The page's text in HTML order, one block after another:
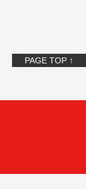
PAGE TOP ↑